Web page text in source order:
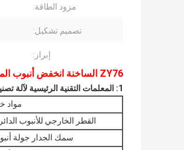
مزود الطاقة:
تصميم تشكيل:
إبراز:
ZY76 الساخنة انخفض أنبوب المجلفن ، BS1387 أنبوب ، ماكينة ضغط أنبوب
1: المعلمات التقنية الرئيسية لآلة تصنيع أنبوب ZY76
مواد
القطر الخارجي للأنبوب
سمك الجدار جولة